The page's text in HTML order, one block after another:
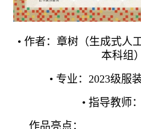
• 作者：章树（生成式人
本科组）
• 专业：2023级服
• 指导教师
作品亮点：